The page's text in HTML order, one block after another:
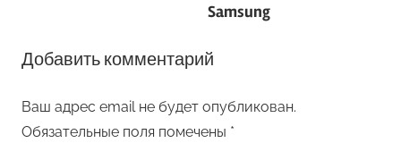
Samsung
Добавить комментарий
Ваш адрес email не будет опубликован.
Обязательные поля помечены *